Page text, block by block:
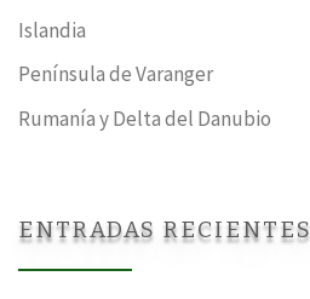
Islandia
Península de Varanger
Rumanía y Delta del Danubio
ENTRADAS RECIENTES